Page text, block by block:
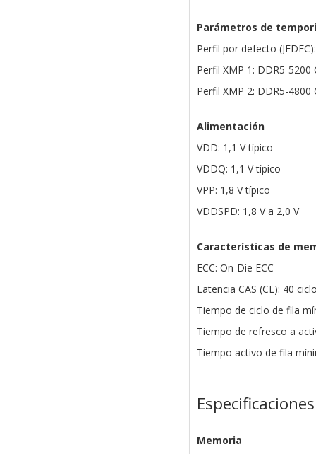
Parámetros de
Perfil por defecto
Perfil XMP 1: DDR5-5200
Perfil XMP 2: DDR5-4800
Alimentación
VDD: 1,1 V típico
VDDQ: 1,1 V típico
VPP: 1,8 V típico
VDDSPD: 1,8 V a 2,0 V
Características de
ECC: On-Die ECC
Latencia CAS (CL): 40
Tiempo de ciclo de fila
Tiempo de refresco a
Tiempo activo de fila
Especificaciones
Memoria